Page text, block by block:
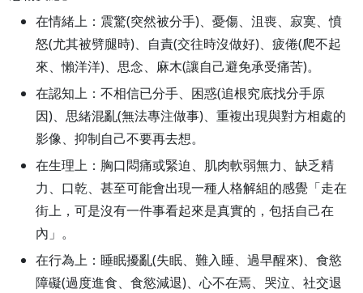
在情緒上：震驚(突然被分手)、憂傷、沮喪、寂寞、憤
怒(尤其被劈腿時)、自責(交往時沒做好)、疲倦(爬不起
來、懶洋洋)、思念、麻木(讓自己避免承受痛苦)。
在認知上：不相信已分手、困惑(追根究底找分手原
因)、思緒混亂(無法專注做事)、重複出現與對方相處的
影像、抑制自己不要再去想。
在生理上：胸口悶痛或緊迫、肌肉軟弱無力、缺乏精
力、口乾、甚至可能會出現一種人格解組的感覺「走在
街上，可是沒有一件事看起來是真實的，包括自己在
內」。
在行為上：睡眠擾亂(失眠、難入睡、過早醒來)、食慾
障礙(過度進食、食慾減退)、心不在焉、哭泣、社交退